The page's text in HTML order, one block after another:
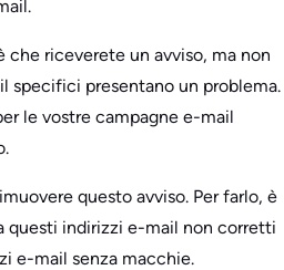
che riceverete un avviso, ma non
specifici presentano un problema.
le vostre campagne e-mail
questo avviso. Per farlo, è
questi indirizzi e-mail non corretti
e-mail senza macchie.